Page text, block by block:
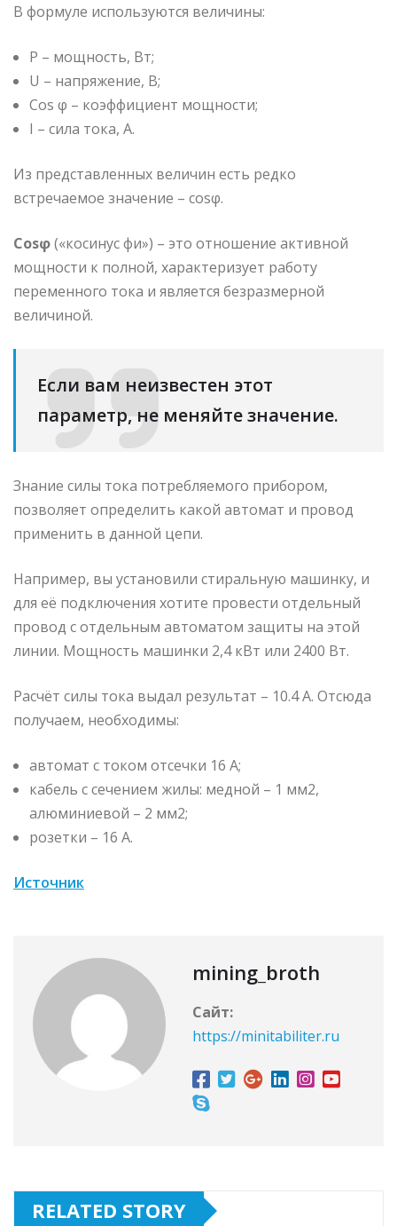
В формуле используются величины:
P – мощность, Вт;
U – напряжение, В;
Cos φ – коэффициент мощности;
I – сила тока, А.
Из представленных величин есть редко
встречаемое значение – cosφ.
Cosφ(«косинус фи») – это отношение активной
мощности к полной, характеризует работу
переменного тока и является безразмерной
величиной.
Если вам неизвестен этот
параметр, не меняйте значение.
Знание силы тока потребляемого прибором,
позволяет определить какой автомат и провод
применить в данной цепи.
Например, вы установили стиральную машинку, и
для её подключения хотите провести отдельный
провод с отдельным автоматом защиты на этой
линии. Мощность машинки 2,4 кВт или 2400 Вт.
Расчёт силы тока выдал результат – 10.4 А. Отсюда
получаем, необходимы:
автомат с током отсечки 16 А;
кабель с сечением жилы: медной – 1 мм2,
алюминиевой – 2 мм2;
розетки – 16 А.
Источник
mining_broth
Сайт:
https://minitabiliter.ru
RELATED STORY